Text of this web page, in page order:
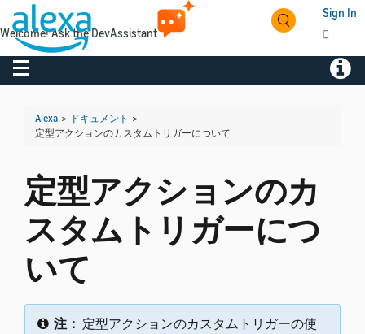
Sign In
Toggle navigation
Alexa > ドキュメント >
定型アクションのカスタムトリガーについて
定型アクションのカ
スタムトリガーにつ
いて
注： 定型アクションのカスタムトリガーの使
Welcome! Ask the DevAssistant